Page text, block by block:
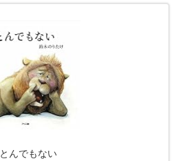
とんでもない